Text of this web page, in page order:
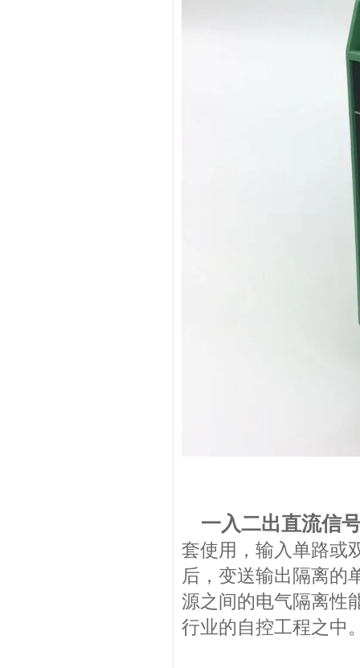
一入二出直流信
套使用，输入单路或
后，变送输出隔离的
源之间的电气隔离性
行业的自控工程之中